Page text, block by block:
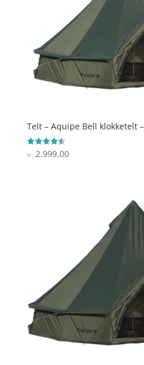
Telt – Aquipe Bell klokketelt
Vurderet
4.5
kr. 2.999,00